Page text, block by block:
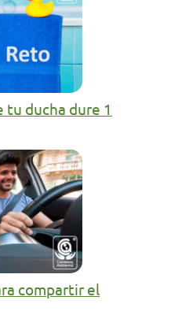
ducha dure 1
compartir el